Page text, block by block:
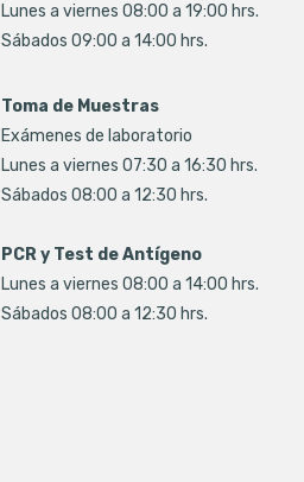
Lunes a viernes 08:00 a 19:00 hrs.
Sábados 09:00 a 14:00 hrs.
Toma de Muestras
Exámenes de laboratorio
Lunes a viernes 07:30 a 16:30 hrs.
Sábados 08:00 a 12:30 hrs.
PCR y Test de Antígeno
Lunes a viernes 08:00 a 14:00 hrs.
Sábados 08:00 a 12:30 hrs.